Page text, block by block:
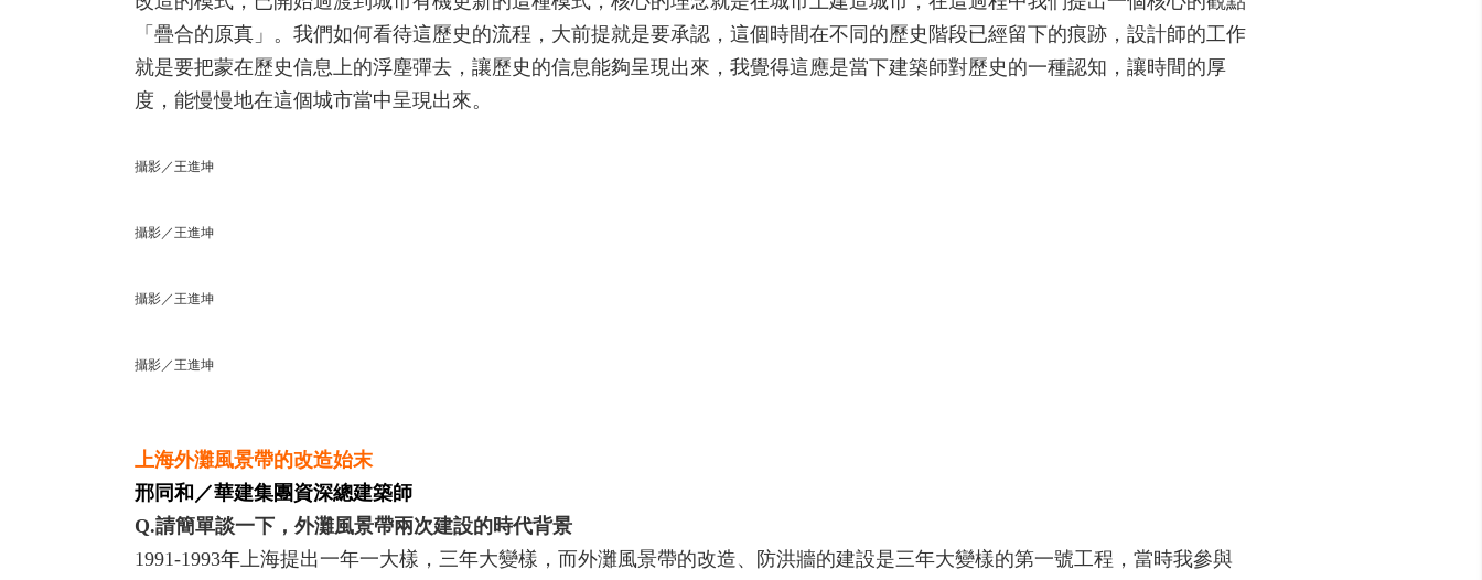
「疊合的原真」。我們如何看待這歷史的流程，大前提就是要承認，這個時間在不同的歷史階段已經留下的痕跡，設計師的工作
就是要把蒙在歷史信息上的浮塵彈去，讓歷史的信息能夠呈現出來，我覺得這應是當下建築師對歷史的一種認知，讓時間的厚
度，能慢慢地在這個城市當中呈現出來。
攝影／王進坤
攝影／王進坤
攝影／王進坤
攝影／王進坤
上海外灘風景帶的改造始末
邢同和／華建集團資深總建築師
Q.請簡單談一下，外灘風景帶兩次建設的時代背景
1991-1993年上海提出一年一大樣，三年大變樣，而外灘風景帶的改造、防洪牆的建設是三年大變樣的第一號工程，當時我參與